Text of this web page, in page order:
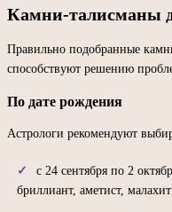
Камни-талисманы
Правильно подобранные
способствуют решению
По дате рождения
Астрологи рекомендуют
с 24 сентября по 2
бриллиант, аметист,